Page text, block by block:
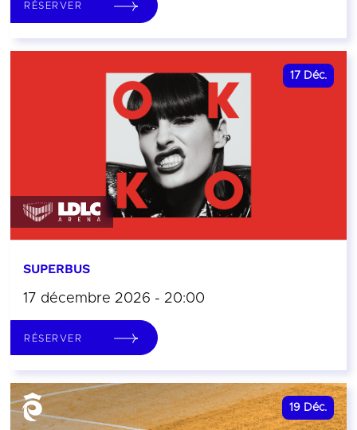
RÉSERVER
17 Déc.
SUPERBUS
17 décembre 2026 - 20:00
RÉSERVER
19 Déc.